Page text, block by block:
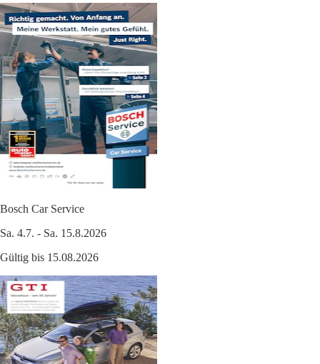
Bosch Car Service
Sa. 4.7. - Sa. 15.8.2026
Gültig bis 15.08.2026